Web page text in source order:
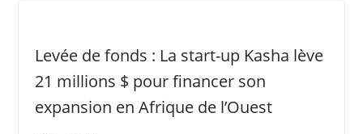
Levée de fonds : La start-up Kasha lève
21 millions $ pour financer son
expansion en Afrique de l’Ouest